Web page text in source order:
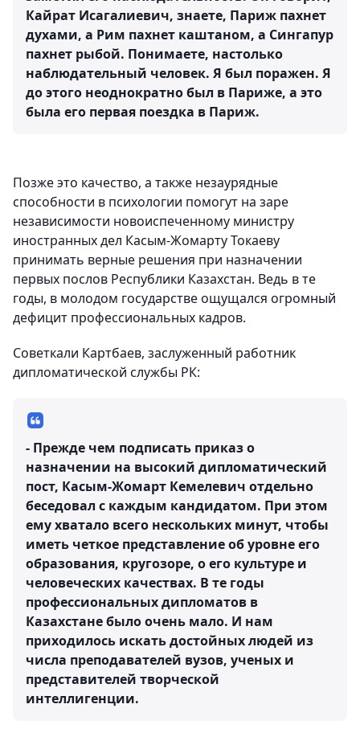
Кайрат Исагалиевич, знаете, Париж пахнет
духами, а Рим пахнет каштаном, а Сингапур
пахнет рыбой. Понимаете, настолько
наблюдательный человек. Я был поражен. Я
до этого неоднократно был в Париже, а это
была его первая поездка в Париж.
Позже это качество, а также незаурядные
способности в психологии помогут на заре
независимости новоиспеченному министру
иностранных дел Касым-Жомарту Токаеву
принимать верные решения при назначении
первых послов Республики Казахстан. Ведь в те
годы, в молодом государстве ощущался огромный
дефицит профессиональных кадров.
Советкали Картбаев, заслуженный работник
дипломатической службы РК:
- Прежде чем подписать приказ о
назначении на высокий дипломатический
пост, Касым-Жомарт Кемелевич отдельно
беседовал с каждым кандидатом. При этом
ему хватало всего нескольких минут, чтобы
иметь четкое представление об уровне его
образования, кругозоре, о его культуре и
человеческих качествах. В те годы
профессиональных дипломатов в
Казахстане было очень мало. И нам
приходилось искать достойных людей из
числа преподавателей вузов, ученых и
представителей творческой
интеллигенции.